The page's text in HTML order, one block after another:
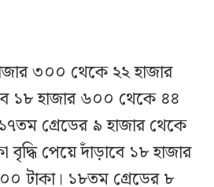
৩০০ থেকে ২২ হাজার
১৮ হাজার ৬০০ থেকে ৪৪
গ্রেডের ৯ হাজার থেকে
পেয়ে দাঁড়াবে ১৮ হাজার
টাকা। ১৮তম গ্রেডের ৮